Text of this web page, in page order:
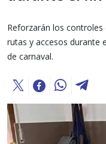
Reforzarán los
rutas y accesos durante
de carnaval.